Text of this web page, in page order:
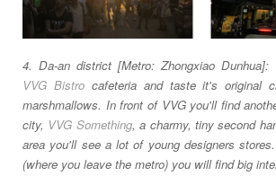
4. Da-an district [Metro: Zhongxiao
VVG Bistrocafeteria and taste it's original
marshmallows. In front of VVG you'll find
city, VVG Something, a charmy, tiny second
area you'll see a lot of young designers
(where you leave the metro) you will find big